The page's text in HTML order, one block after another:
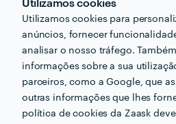
Utilizamos cookies
Utilizamos cookies para
anúncios, fornecer
analisar o nosso tráfego.
informações sobre a sua
parceiros, como a Google, que
outras informações que lhes
política de cookies da Zaask
PRÉMIOS ZAASK
x5
5 vezes